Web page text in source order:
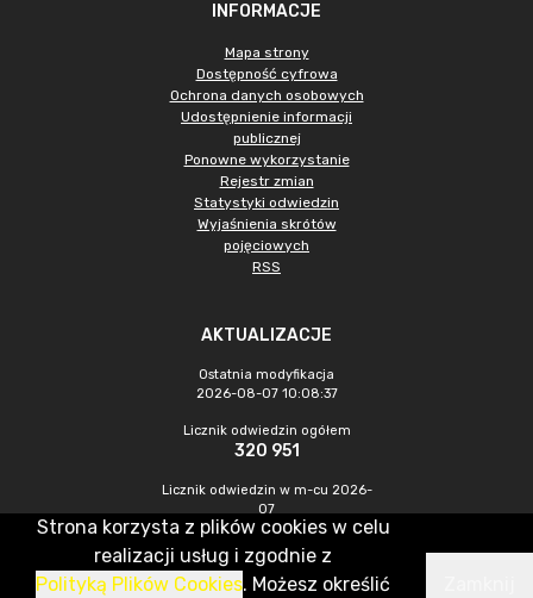
INFORMACJE
Mapa strony
Dostępność cyfrowa
Ochrona danych osobowych
Udostępnienie informacji
publicznej
Ponowne wykorzystanie
Rejestr zmian
Statystyki odwiedzin
Wyjaśnienia skrótów
pojęciowych
RSS
AKTUALIZACJE
Ostatnia modyfikacja
2026-08-07 10:08:37
Licznik odwiedzin ogółem
320 951
Licznik odwiedzin w m-cu 2026-
07
1 010
CMS & Hosting: Nefeni Sp. z o.o.
Strona korzysta z plików cookies w celu
realizacji usług i zgodnie z
Polityką Plików Cookies. Możesz określić